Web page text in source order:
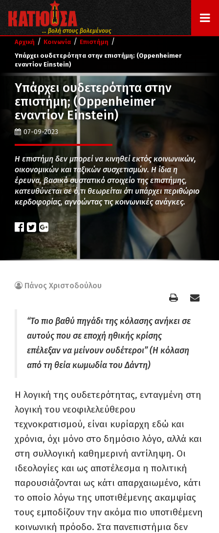
... βολή στους βολεμένους
Αρχική / Κοινωνία / Επιστήμη /
Υπάρχει ουδετερότητα στην επιστήμη; (Oppenheimer
εναντίον Einstein)
Υπάρχει ουδετερότητα στην
επιστήμη; (Oppenheimer
εναντίον Einstein)
07-09-2023
Η επιστήμη δεν μπορεί να κινηθεί εκτός κοινωνικών,
οικονομικών και ταξικών συσχετισμών. Η ίδια η
έρευνα, βασικό συστατικό στοιχείο της επιστήμης,
κατευθύνεται σε ό,τι θεωρείται ότι υπάρχει περιθώριο
κερδοφορίας, αγνοώντας τις κοινωνικές ανάγκες.
Πάνος Χριστοδούλου
“Το πιο βαθύ πηγάδι της κόλασης ανήκει σε
αυτούς που σε εποχή ηθικής κρίσης
επέλεξαν να μείνουν ουδέτεροι” (Η κόλαση
από τη θεία κωμωδία του Δάντη)
Η λογική της ουδετερότητας, ενταγμένη στη
λογική του νεοφιλελεύθερου
τεχνοκρατισμού, είναι κυρίαρχη εδώ και
χρόνια, όχι μόνο στο δημόσιο λόγο, αλλά και
στη συλλογική καθημερινή αντίληψη. Οι
ιδεολογίες και ως αποτέλεσμα η πολιτική
παρουσιάζονται ως κάτι απαρχαιωμένο, κάτι
το οποίο λόγω της υποτιθέμενης ακαμψίας
τους εμποδίζουν την ακόμα πιο υποτιθέμενη
κοινωνική πρόοδο. Στα πανεπιστήμια δεν